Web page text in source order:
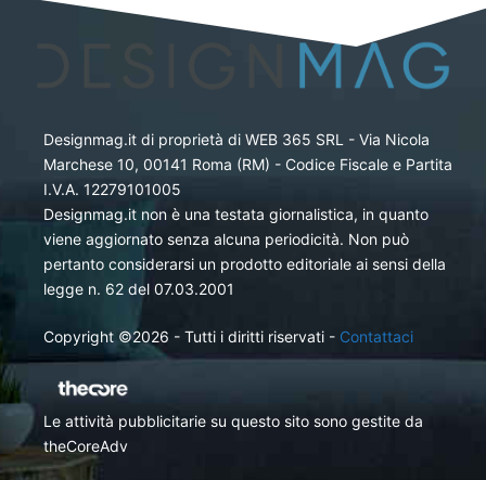
Designmag.it di proprietà di WEB 365 SRL - Via Nicola
Marchese 10, 00141 Roma (RM) - Codice Fiscale e Partita
I.V.A. 12279101005
Designmag.it non è una testata giornalistica, in quanto
viene aggiornato senza alcuna periodicità. Non può
pertanto considerarsi un prodotto editoriale ai sensi della
legge n. 62 del 07.03.2001
Copyright ©2026 - Tutti i diritti riservati - Contattaci
Le attività pubblicitarie su questo sito sono gestite da
theCoreAdv